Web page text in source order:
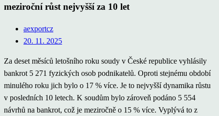
meziroční růst nejvyšší za 10 let
aexportcz
20. 11. 2025
Za deset měsíců letošního roku soudy v České republice vyhlásily
bankrot 5 271 fyzických osob podnikatelů. Oproti stejnému období
minulého roku jich bylo o 17 % více. Je to nejvyšší dynamika růstu
v posledních 10 letech. K soudům bylo zároveň podáno 5 554
návrhů na bankrot, což je meziročně o 15 % více. Vyplývá to z